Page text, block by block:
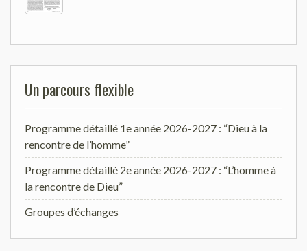
Un parcours flexible
Programme détaillé 1e année 2026-2027 : “Dieu à la
rencontre de l’homme”
Programme détaillé 2e année 2026-2027 : “L’homme à
la rencontre de Dieu”
Groupes d’échanges